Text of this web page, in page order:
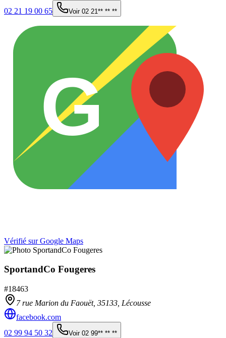
02 21 19 00 65
Voir 02 21** ** **
G
Vérifié sur Google Maps
SportandCo Fougeres
#18463
7 rue Marion du Faouët, 35133 Lécousse
facebook.com
02 99 94 50 32
Voir 02 99** ** **